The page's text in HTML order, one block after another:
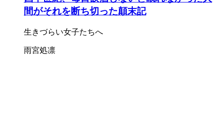
間がそれを断ち切った顛末記
生きづらい女子たちへ
雨宮処凛